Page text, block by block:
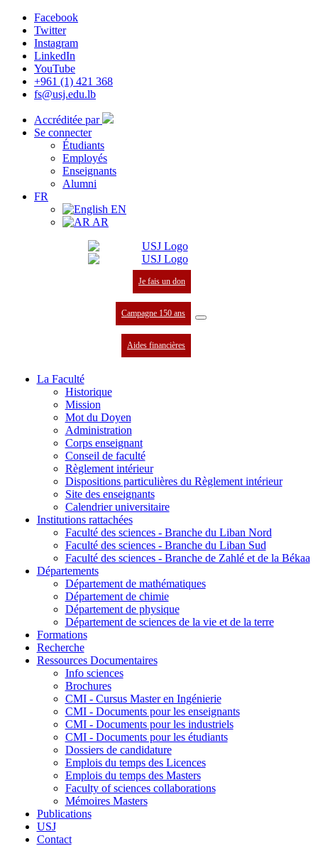
Facebook
Twitter
Instagram
LinkedIn
YouTube
+961 (1) 421 368
fs@usj.edu.lb
Accréditée par
Se connecter
Étudiants
Employés
Enseignants
Alumni
FR
EN
AR
Je fais un don
Campagne 150 ans
Aides financières
La Faculté
Historique
Mission
Mot du Doyen
Administration
Corps enseignant
Conseil de faculté
Règlement intérieur
Dispositions particulières du Règlement intérieur
Site des enseignants
Calendrier universitaire
Institutions rattachées
Faculté des sciences - Branche du Liban Nord
Faculté des sciences - Branche du Liban Sud
Faculté des sciences - Branche de Zahlé et de la Békaa
Départements
Département de mathématiques
Département de chimie
Département de physique
Département de sciences de la vie et de la terre
Formations
Recherche
Ressources Documentaires
Info sciences
Brochures
CMI - Cursus Master en Ingénierie
CMI - Documents pour les enseignants
CMI - Documents pour les industriels
CMI - Documents pour les étudiants
Dossiers de candidature
Emplois du temps des Licences
Emplois du temps des Masters
Faculty of sciences collaborations
Mémoires Masters
Publications
USJ
Contact